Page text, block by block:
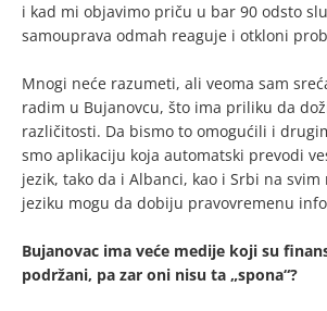
i kad mi objavimo priču u bar 90 odsto
samouprava odmah reaguje i otkloni
Mnogi neće razumeti, ali veoma sam
radim u Bujanovcu, što ima priliku da
različitosti. Da bismo to omogućili i
smo aplikaciju koja automatski prevodi
jezik, tako da i Albanci, kao i Srbi na
jeziku mogu da dobiju pravovremenu
Bujanovac ima veće medije koji su
podržani, pa zar oni nisu ta „spona“?